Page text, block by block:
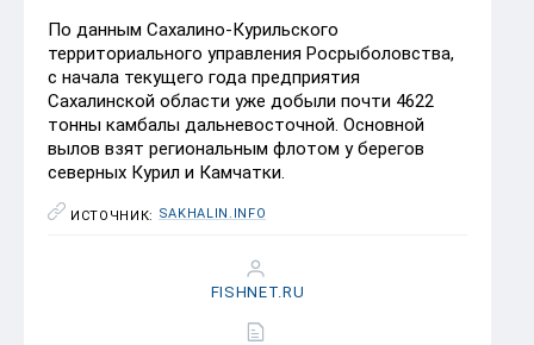
По данным Сахалино-Курильского
территориального управления Росрыболовства,
с начала текущего года предприятия
Сахалинской области уже добыли почти 4622
тонны камбалы дальневосточной. Основной
вылов взят региональным флотом у берегов
северных Курил и Камчатки.
ИСТОЧНИК: SAKHALIN.INFO
FISHNET.RU